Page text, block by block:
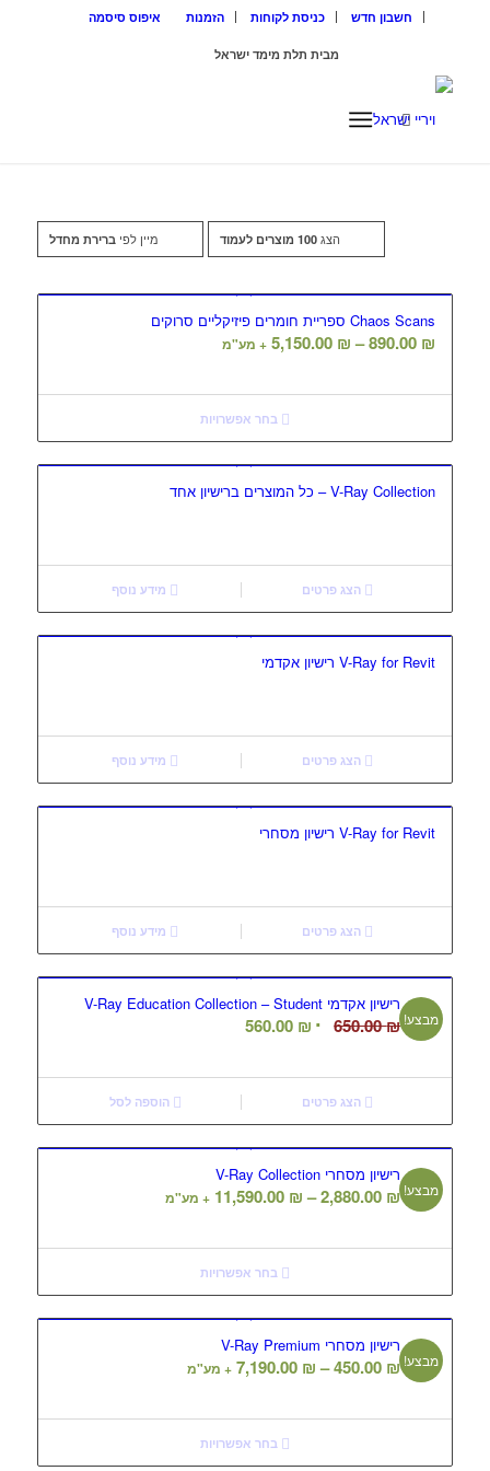
חשבון חדש כניסת לקוחות הזמנות איפוס סיסמה
מבית תלת מימד ישראל
מיין לפיברירת מחדל הצג100 מוצרים לעמוד
Chaos Scans ספריית חומרים פיזיקליים סרוקים
890.00 ₪
–
5,150.00 ₪
טווח
⁦890.00 ₪⁩
עד
⁦5,150.00 ₪⁩
+ מע"מ
בחר אפשרויות
V-Ray Collection – כל המוצרים ברישיון אחד
מידע נוסף הצג פרטים
V-Ray for Revit רישיון אקדמי
מידע נוסף הצג פרטים
V-Ray for Revit רישיון מסחרי
מידע נוסף הצג פרטים
רישיון אקדמי V-Ray Education Collection – Student
650.00₪
המחיר
היה:
650.00 ₪.
560.00 ₪
המחיר
הוא:
560.00 ₪.
מבצע!
הוספה לסל הצג פרטים
רישיון מסחרי V-Ray Collection
2,880.00 ₪
–
11,590.00 ₪
טווח
⁦2,880.00 ₪⁩
עד
⁦11,590.00 ₪⁩
+ מע"מ מבצע!
בחר אפשרויות
רישיון מסחרי V-Ray Premium
450.00 ₪
–
7,190.00 ₪
טווח
⁦450.00 ₪⁩
עד
+ מע"מ מבצע!
בחר אפשרויות